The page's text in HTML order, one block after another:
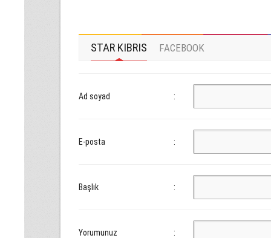
STAR KIBRIS FACEBOOK
Ad soyad :
E-posta :
Başlık :
Yorumunuz :